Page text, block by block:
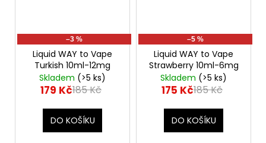
–3 %
Liquid WAY to Vape
Turkish 10ml-12mg
Skladem (>5 ks)
179 Kč185 Kč
DO KOŠÍKU
–5 %
Liquid WAY to Vape
Strawberry 10ml-6mg
Skladem (>5 ks)
175 Kč185 Kč
DO KOŠÍKU